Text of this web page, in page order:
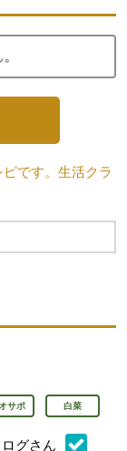
です。生活クラ
サポ 白菜
グさん